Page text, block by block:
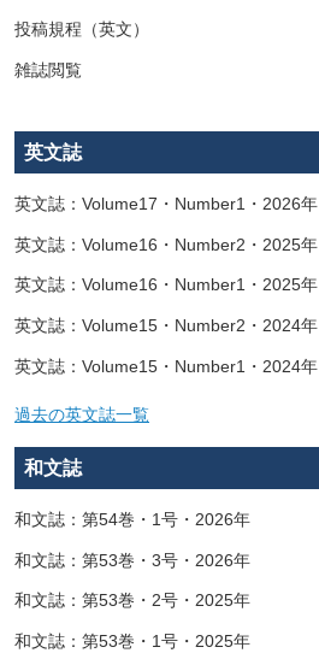
投稿規程（英文）
雑誌閲覧
英文誌
英文誌：Volume17・Number1・2026年
英文誌：Volume16・Number2・2025年
英文誌：Volume16・Number1・2025年
英文誌：Volume15・Number2・2024年
英文誌：Volume15・Number1・2024年
過去の英文誌一覧
和文誌
和文誌：第54巻・1号・2026年
和文誌：第53巻・3号・2026年
和文誌：第53巻・2号・2025年
和文誌：第53巻・1号・2025年